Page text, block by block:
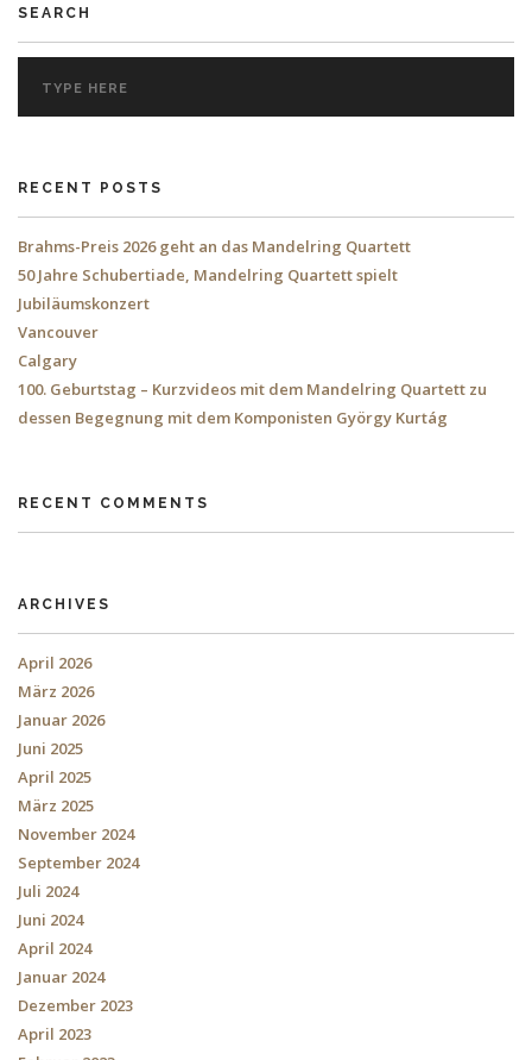
SEARCH
RECENT POSTS
Brahms-Preis 2026 geht an das Mandelring Quartett
50 Jahre Schubertiade, Mandelring Quartett spielt
Jubiläumskonzert
Vancouver
Calgary
100. Geburtstag – Kurzvideos mit dem Mandelring Quartett zu
dessen Begegnung mit dem Komponisten György Kurtág
RECENT COMMENTS
ARCHIVES
April 2026
März 2026
Januar 2026
Juni 2025
April 2025
März 2025
November 2024
September 2024
Juli 2024
Juni 2024
April 2024
Januar 2024
Dezember 2023
April 2023